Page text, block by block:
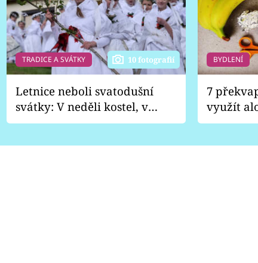
TRADICE A SVÁTKY 10 fotografií
Letnice neboli svatodušní
svátky: V neděli kostel, v
pondělí zábava
BYDLENÍ
7
využít